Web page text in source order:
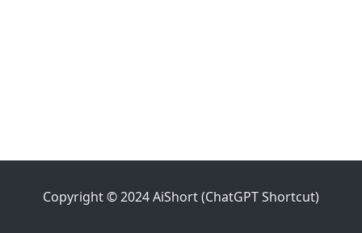
Copyright © 2024 AiShort (ChatGPT Shortcut)